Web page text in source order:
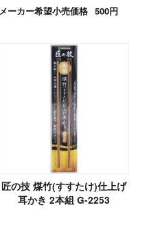
メーカー希望小売価格 500円
匠の技 煤竹(すすたけ)仕上げ
耳かき 2本組 G-2253